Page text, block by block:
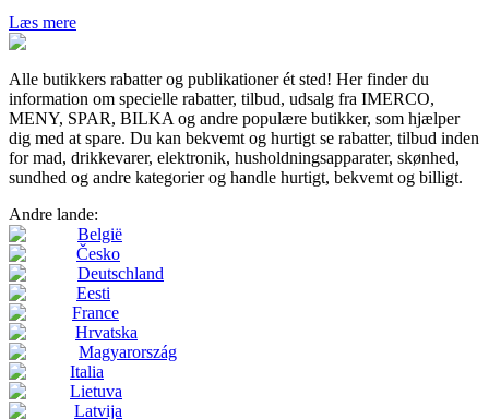
Læs mere
Alle butikkers rabatter og publikationer ét sted! Her finder du
information om specielle rabatter, tilbud, udsalg fra IMERCO,
MENY, SPAR, BILKA og andre populære butikker, som hjælper
dig med at spare. Du kan bekvemt og hurtigt se rabatter, tilbud inden
for mad, drikkevarer, elektronik, husholdningsapparater, skønhed,
sundhed og andre kategorier og handle hurtigt, bekvemt og billigt.
Andre lande:
België
Česko
Deutschland
Eesti
France
Hrvatska
Magyarország
Italia
Lietuva
Latvija